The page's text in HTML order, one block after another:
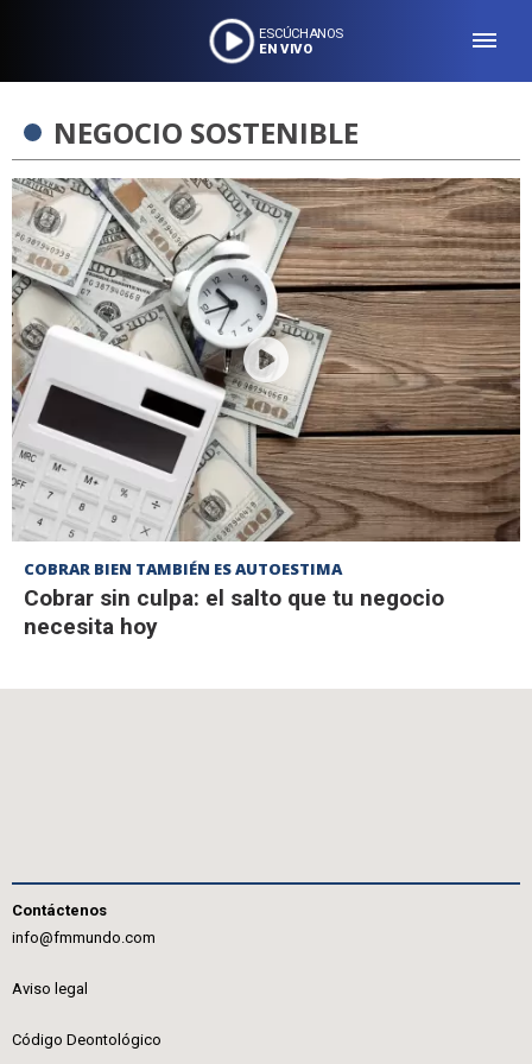
ESCÚCHANOS
EN VIVO
NEGOCIO SOSTENIBLE
COBRAR BIEN TAMBIÉN ES AUTOESTIMA
Cobrar sin culpa: el salto que tu negocio
necesita hoy
Contáctenos
info@fmmundo.com
Aviso legal
Código Deontológico